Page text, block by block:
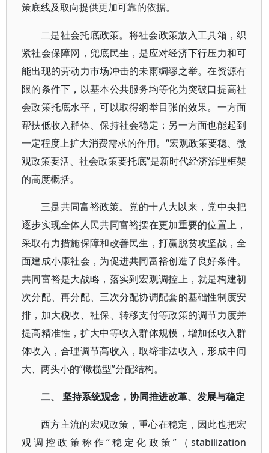
策底线及取向提供更加可靠的依据。
二是社会托底政策。将社会政策放入工具箱，织
紧社会保障网，兜底民生，是应对经济下行压力和可
能出现的劳动力市场冲击的未雨绸缪之举。在资源有
限的条件下，以基本公共服务均等化为突破口提高社
会政策托底水平，可以取得纲举目张的效果。一方面
帮扶低收入群体、保持社会稳定；另一方面也能起到
一定程度上扩大消费需求的作用。“宏观政策要稳、微
观政策要活、社会政策要托底”是新时代经济治理框架
的高度概括。
三是共同富裕政策。党的十八大以来，党中央把
逐步实现全体人民共同富裕摆在更加重要的位置上，
采取有力措施保障和改善民生，打赢脱贫攻坚战，全
面建成小康社会，为促进共同富裕创造了良好条件。
共同富裕是大战略，落实到宏观调控上，就是构建初
次分配、再分配、三次分配协调配套的基础性制度安
排，加大税收、社保、转移支付等政策的调节力度并
提高精准性，扩大中等收入群体规模，增加低收入群
体收入，合理调节高收入，取缔非法收入，形成中间
大、两头小的“橄榄型”分配结构。
二、 坚持系统观念，协同推进改革、发展与稳定
西方主流的宏观政策，重心在稳定，因此也把宏
观调控政策称作“稳定化政策”（stabilization